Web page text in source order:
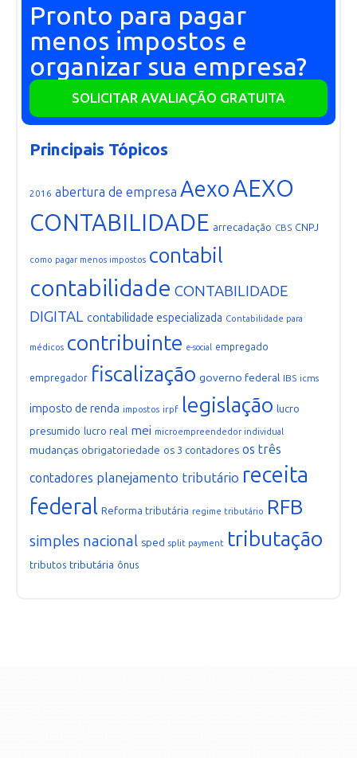
Pronto para pagar
menos impostos e
organizar sua empresa?
SOLICITAR AVALIAÇÃO GRATUITA
Principais Tópicos
2016 abertura de empresa AexoAEXO
CONTABILIDADE arrecadação CBS CNPJ
como pagar menos impostos contabil
contabilidade CONTABILIDADE
DIGITAL contabilidade especializada Contabilidade para
médicos contribuinte e-social empregado
empregador fiscalização governo federal IBS icms
imposto de renda impostos irpf legislação lucro
presumido lucro real mei microempreendedor individual
mudanças obrigatoriedade os 3 contadores os três
contadores planejamento tributário receita
federal Reforma tributária regime tributário RFB
simples nacional sped split payment tributação
tributos tributária ônus